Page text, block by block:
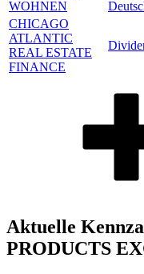
WOHNEN
CHICAGO
ATLANTIC
REAL ESTATE
FINANCE
Aktuelle
PRODUCTS